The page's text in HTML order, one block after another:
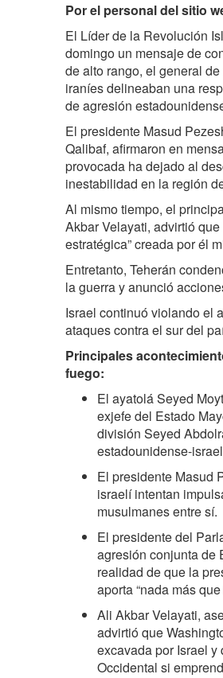
Por el personal del sitio
El Líder de la Revolución
domingo un mensaje de
de alto rango, el general
iraníes delineaban una
de agresión
El presidente Masud
Qalibaf, afirmaron en
provocada ha dejado al
inestabilidad en la región
Al mismo tiempo, el
Akbar Velayati, advirtió
estratégica” creada por él
Entretanto, Teherán
la guerra y anunció
Israel continuó violando el
ataques contra el sur del
Principales
fuego:
El ayatolá Seyed
exjefe del Estado
división Seyed
estadounidense-
El presidente Masud
israelí intentan
musulmanes entre sí.
El presidente del
agresión conjunta de
realidad de que la
aporta “nada más
Ali Akbar Velayati,
advirtió que
excavada por Israel
Occidental si